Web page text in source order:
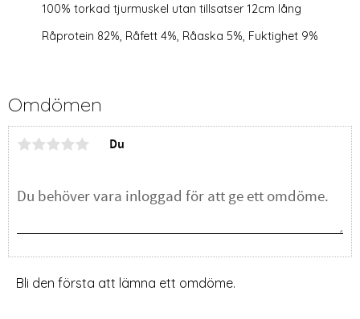
100% torkad tjurmuskel utan tillsatser 12cm lång
Råprotein 82%, Råfett 4%, Råaska 5%, Fuktighet 9%
Omdömen
Du
Bli den första att lämna ett omdöme.